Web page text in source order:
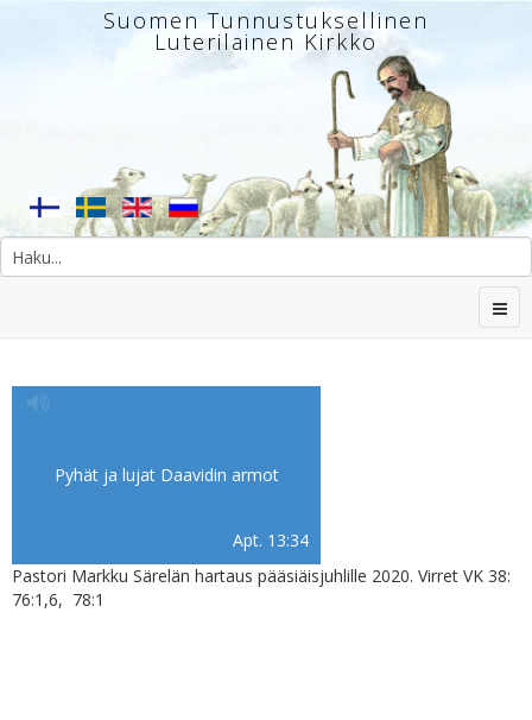
Suomen Tunnustuksellinen
Luterilainen Kirkko
Pyhät ja lujat Daavidin armot
Apt. 13:34
Pastori Markku Särelän hartaus pääsiäisjuhlille 2020. Virret VK 38:
76:1,6, 78:1